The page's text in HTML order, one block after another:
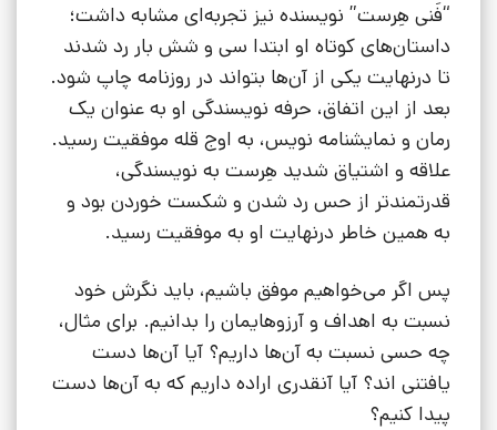
“فَنی هِرست” نویسنده نیز تجربه‌ای مشابه داشت؛
داستان‌های کوتاه او ابتدا سی و شش بار رد شدند
تا درنهایت یکی از آن‌ها بتواند در روزنامه چاپ شود.
بعد از این اتفاق، حرفه نویسندگی او به عنوان یک
رمان و نمایشنامه نویس، به اوج قله موفقیت رسید.
علاقه و اشتیاق شدید هِرست به نویسندگی،
قدرتمندتر از حس رد شدن و شکست خوردن بود و
به همین خاطر درنهایت او به موفقیت رسید.
پس اگر می‌خواهیم موفق باشیم، باید نگرش خود
نسبت به اهداف و آرزوهایمان را بدانیم. برای مثال،
چه حسی نسبت به آن‌ها داریم؟ آیا آن‌ها دست
یافتنی اند؟ آیا آنقدری اراده داریم که به آن‌ها دست
پیدا کنیم؟